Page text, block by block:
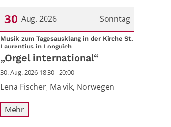
Sonntag
30 Aug. 2026
Datum: 30. August 2026
Musik zum Tagesausklang in der Kirche St.
Laurentius in Longuich:
„Orgel international“
30. Aug. 2026 18:30 - 20:00
Lena Fischer, Malvik, Norwegen
Mehr